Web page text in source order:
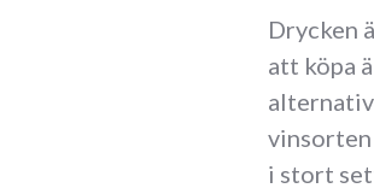
Drycken
att köpa
alternativ
i stort